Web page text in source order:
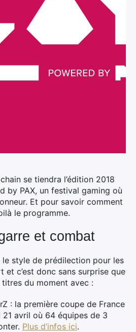
se tiendra l’édition 2018
by PAX, un festival gaming où
Et pour savoir comment
le programme.
et combat
style de prédilection pour les
et c’est donc sans surprise que
titres du moment avec :
: la première coupe de France
21 avril où 64 équipes de 3
Plus d’infos ici.